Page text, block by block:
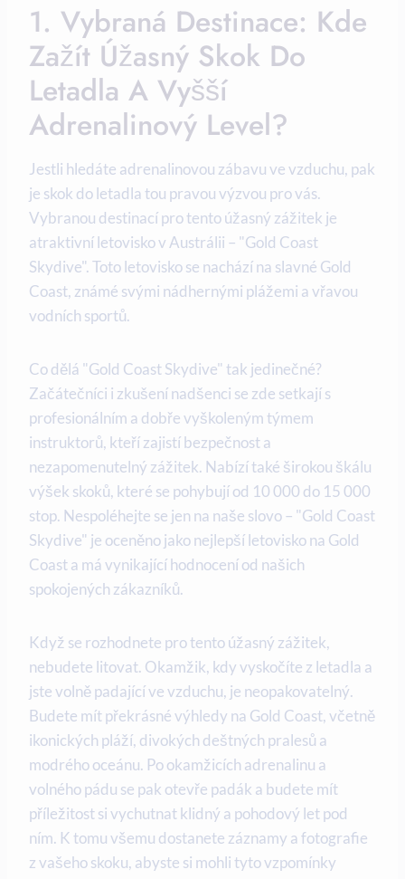
1. Vybraná Destinace: Kde
Zažít Úžasný Skok Do
Letadla A Vyšší
Adrenalinový Level?
Jestli hledáte adrenalinovou zábavu ve vzduchu, pak
je skok do letadla tou pravou výzvou pro vás.
Vybranou destinací pro tento úžasný zážitek je
atraktivní letovisko v Austrálii – "Gold Coast
Skydive". Toto letovisko se nachází na slavné Gold
Coast, známé svými nádhernými plážemi a vřavou
vodních sportů.
Co dělá "Gold Coast Skydive" tak jedinečné?
Začátečníci i zkušení nadšenci se zde setkají s
profesionálním a dobře vyškoleným týmem
instruktorů, kteří zajistí bezpečnost a
nezapomenutelný zážitek. Nabízí také širokou škálu
výšek skoků, které se pohybují od 10 000 do 15 000
stop. Nespoléhejte se jen na naše slovo – "Gold Coast
Skydive" je oceněno jako nejlepší letovisko na Gold
Coast a má vynikající hodnocení od našich
spokojených zákazníků.
Když se rozhodnete pro tento úžasný zážitek,
nebudete litovat. Okamžik, kdy vyskočíte z letadla a
jste volně padající ve vzduchu, je neopakovatelný.
Budete mít překrásné výhledy na Gold Coast, včetně
ikonických pláží, divokých deštných pralesů a
modrého oceánu. Po okamžicích adrenalinu a
volného pádu se pak otevře padák a budete mít
příležitost si vychutnat klidný a pohodový let pod
ním. K tomu všemu dostanete záznamy a fotografie
z vašeho skoku, abyste si mohli tyto vzpomínky